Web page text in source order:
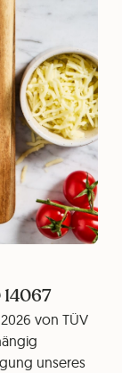
von TÜV
unseres